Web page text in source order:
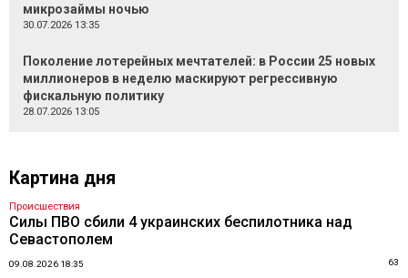
микрозаймы ночью
30.07.2026 13:35
Поколение лотерейных мечтателей: в России 25 новых
миллионеров в неделю маскируют регрессивную
фискальную политику
28.07.2026 13:05
Картина дня
Происшествия
Силы ПВО сбили 4 украинских беспилотника над
Севастополем
09.08.2026 18:35 63